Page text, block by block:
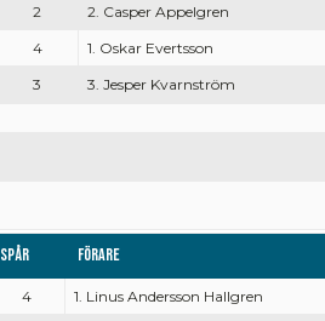
2
2. Casper Appelgren
4
1. Oskar Evertsson
3
3. Jesper Kvarnström
Spår Förare
4
1. Linus Andersson Hallgren